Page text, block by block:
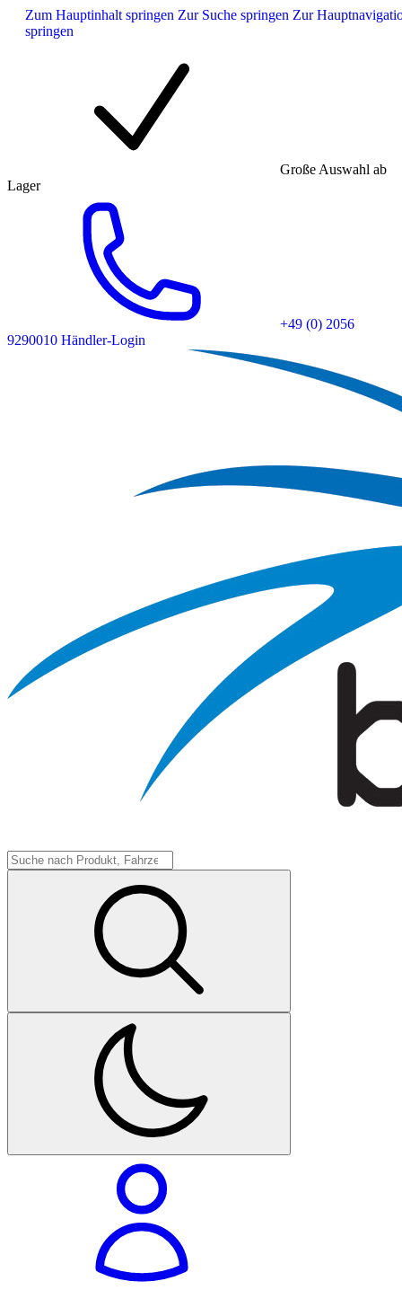
Zum Hauptinhalt springen Zur Suche springen Zur
springen
Große Auswahl ab
Lager
+49 (0) 2056
9290010 Händler-Login